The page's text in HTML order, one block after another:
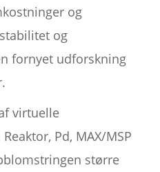
og
og
fornyet udforskning
virtuelle
Pd, MAX/MSP
større